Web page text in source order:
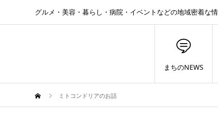
グルメ・美容・暮らし・病院・イベントなどの地域密着な
まちのNEWS
ミトコンドリアのお話